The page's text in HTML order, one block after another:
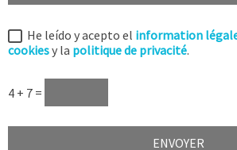
He leído y acepto el information
cookiesy la politique de privacité.
4 + 7 =